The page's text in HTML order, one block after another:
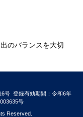
のバランスを大切
号 登録有効期間：令和6年
号
Reserved.